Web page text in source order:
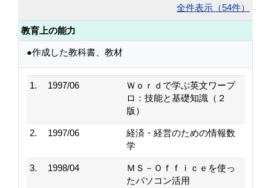
全件表示（54件）
教育上の能力
●作成した教科書、教材
1. 1997/06
Ｗｏｒｄで学ぶ英文ワープ
ロ：技能と基礎知識（２
版）
2. 1997/06
経済・経営のための情報数
学
3. 1998/04
ＭＳ－Ｏｆｆｉｃｅを使っ
たパソコン活用